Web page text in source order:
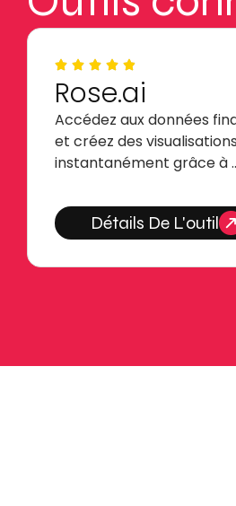
Rose.ai
Accédez aux données
et créez des
instantanément grâce à
Détails De L'outil